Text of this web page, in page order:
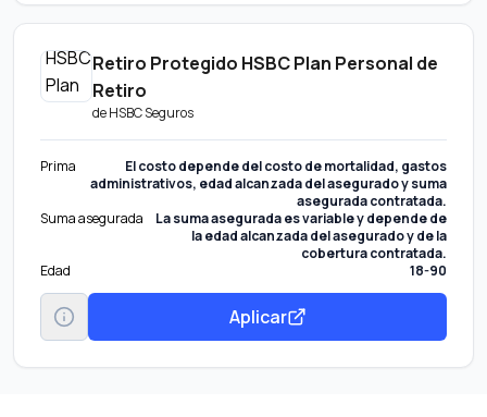
Retiro Protegido HSBC Plan Personal de
Retiro
deHSBC Seguros
Prima
El costo depende del costo de mortalidad, gastos
administrativos, edad alcanzada del asegurado y suma
asegurada contratada.
Suma asegurada
La suma asegurada es variable y depende de
la edad alcanzada del asegurado y de la
cobertura contratada.
Edad
18-90
Aplicar